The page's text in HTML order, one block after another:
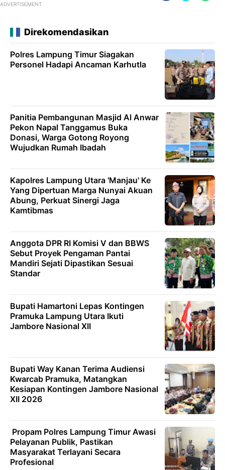
ADVERTISEMENT
Direkomendasikan
Polres Lampung Timur Siagakan
Personel Hadapi Ancaman Karhutla ‎
Panitia Pembangunan Masjid Al Anwar
Pekon Napal Tanggamus Buka
Donasi, Warga Gotong Royong
Wujudkan Rumah Ibadah
Kapolres Lampung Utara 'Manjau' Ke
Yang Dipertuan Marga Nunyai Akuan
Abung, Perkuat Sinergi Jaga
Kamtibmas
Anggota DPR RI Komisi V dan BBWS
Sebut Proyek Pengaman Pantai
Mandiri Sejati Dipastikan Sesuai
Standar
Bupati Hamartoni Lepas Kontingen
Pramuka Lampung Utara Ikuti
Jambore Nasional XII
Bupati Way Kanan Terima Audiensi
Kwarcab Pramuka, Matangkan
Kesiapan Kontingen Jambore Nasional
XII 2026
‎ ‎Propam Polres Lampung Timur Awasi
Pelayanan Publik, Pastikan
Masyarakat Terlayani Secara
Profesional ‎ ‎